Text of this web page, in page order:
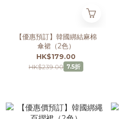
【優惠預訂】韓國綁結麻棉
傘裙（2色）
HK$179.00
HK$239.00 7.5折